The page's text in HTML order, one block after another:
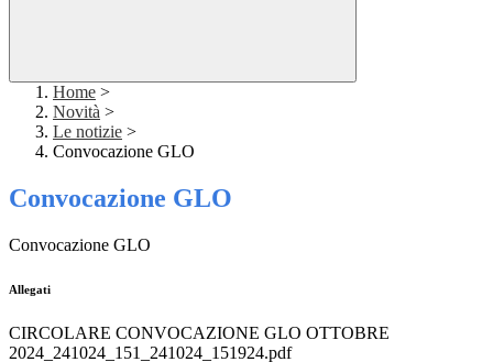
Home >
Novità >
Le notizie >
Convocazione GLO
Convocazione GLO
Convocazione GLO
Allegati
CIRCOLARE CONVOCAZIONE GLO OTTOBRE
2024_241024_151_241024_151924.pdf